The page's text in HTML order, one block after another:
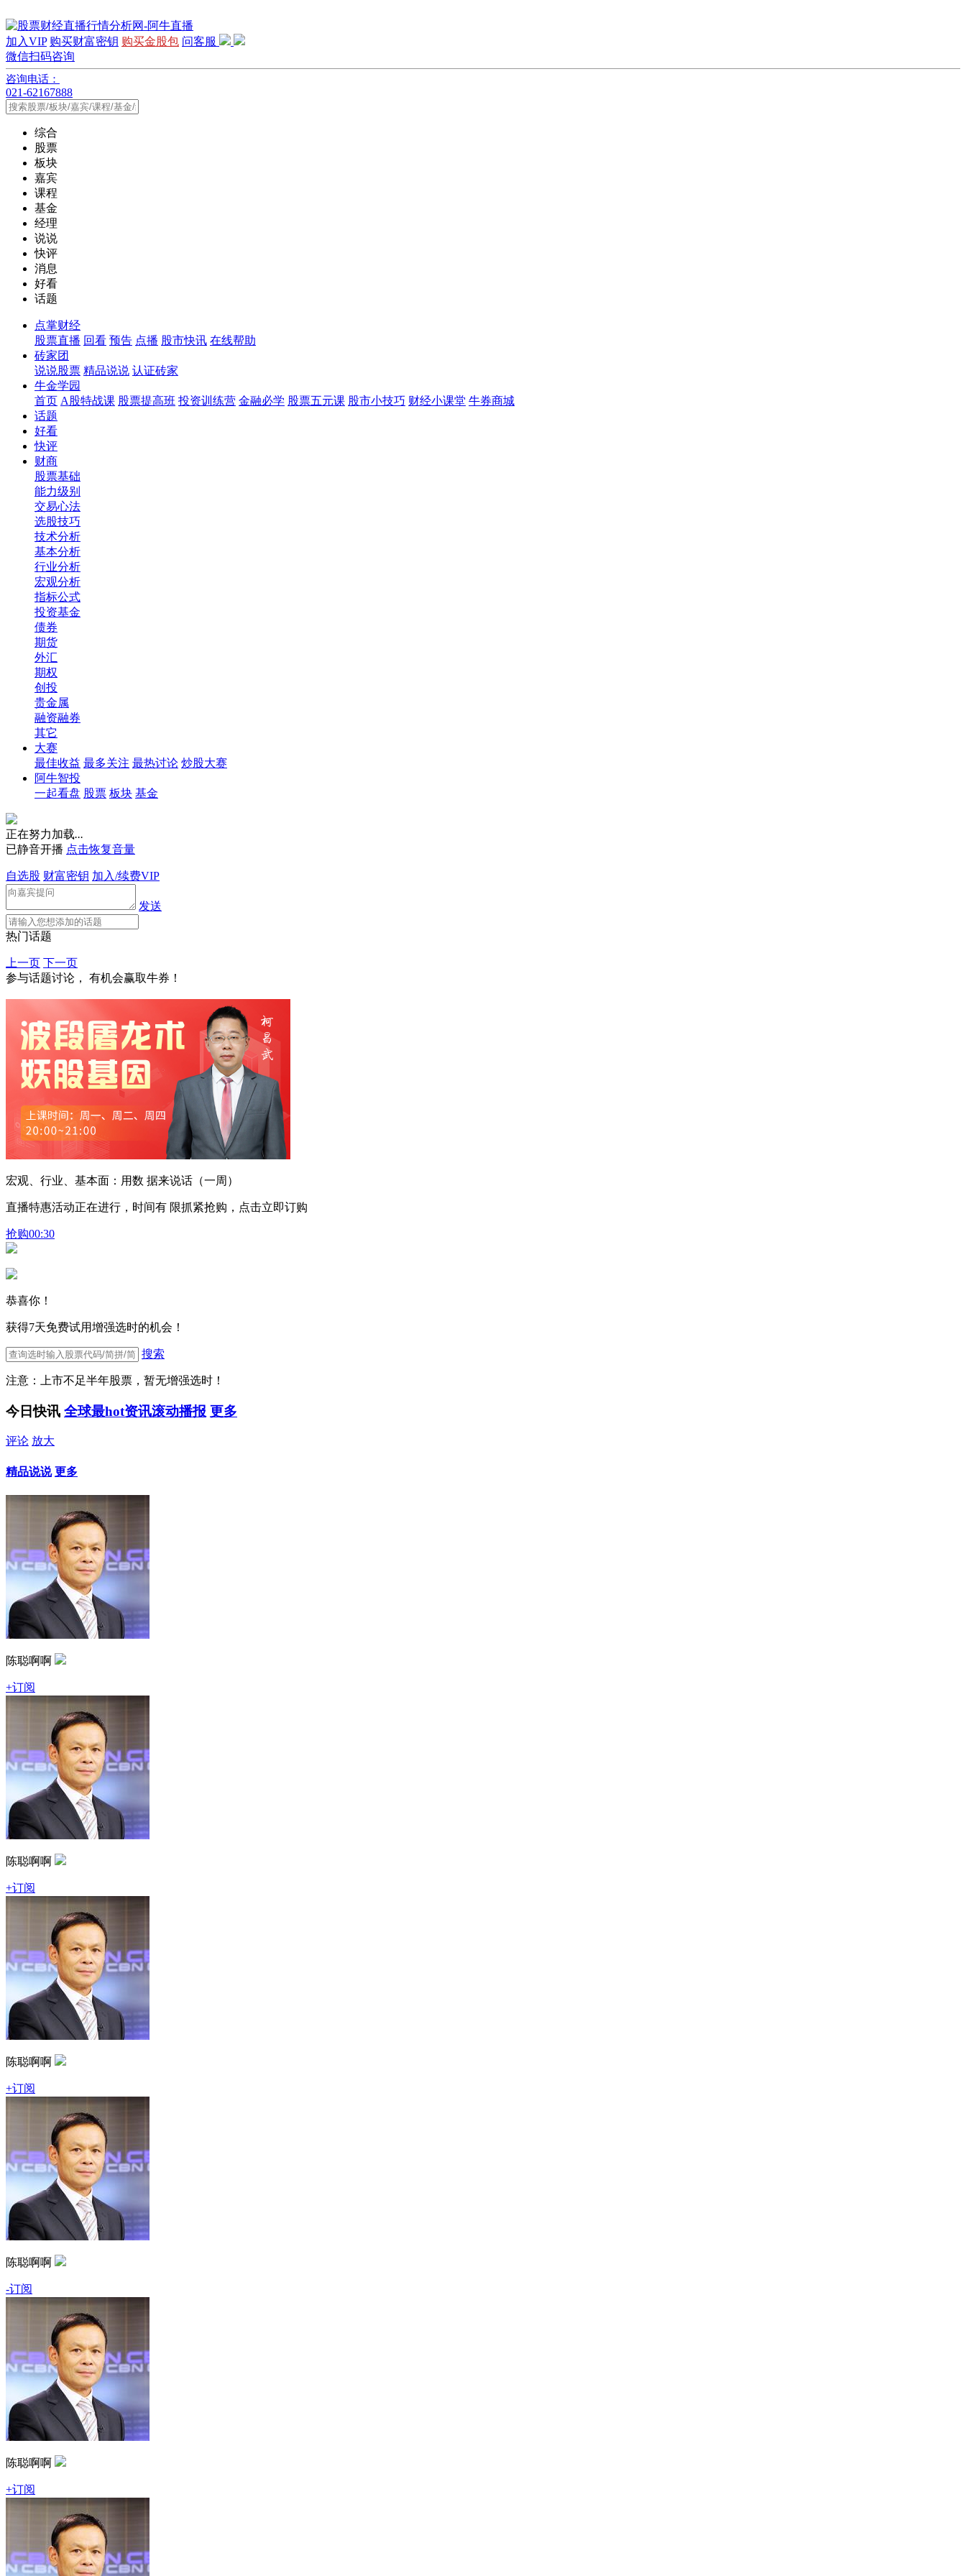
加入VIP 购买财富密钥 购买金股包 问客服
微信扫码咨询
咨询电话：
021-62167888
综合
股票
板块
嘉宾
课程
基金
经理
说说
快评
消息
好看
话题
点掌财经
股票直播 回看 预告 点播 股市快讯 在线帮助
砖家团
说说股票 精品说说 认证砖家
牛金学园
首页 A股特战课 股票提高班 投资训练营 金融必学 股票五元课 股市小技巧 财经小课堂 牛券商城
话题
好看
快评
财商
股票基础
能力级别
交易心法
选股技巧
技术分析
基本分析
行业分析
宏观分析
指标公式
投资基金
债券
期货
外汇
期权
创投
贵金属
融资融券
其它
大赛
最佳收益 最多关注 最热讨论 炒股大赛
阿牛智投
一起看盘 股票 板块 基金
正在努力加载...
已静音开播 点击恢复音量
自选股 财富密钥 加入/续费VIP
发送
热门话题
上一页 下一页
参与话题讨论， 有机会赢取牛券！
宏观、行业、基本面：用数 据来说话（一周）
直播特惠活动正在进行，时间有 限抓紧抢购，点击立即订购
抢购00:30
恭喜你！
获得7天免费试用增强选时的机会！
搜索
注意：上市不足半年股票，暂无增强选时！
今日快讯 全球最hot资讯滚动播报 更多
评论 放大
精品说说 更多
陈聪啊啊
+订阅
陈聪啊啊
+订阅
陈聪啊啊
+订阅
陈聪啊啊
-订阅
陈聪啊啊
+订阅